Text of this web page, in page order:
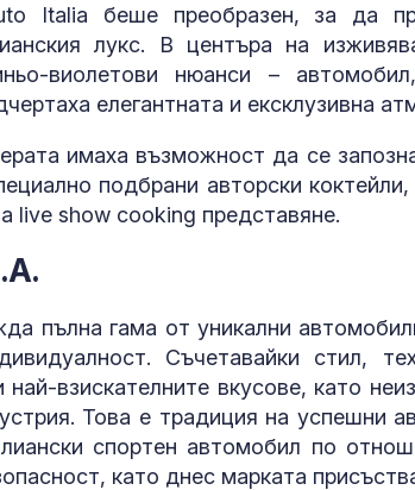
Italia беше преобразен, за да
лукс. В центъра на
виолетови нюанси –
елегантната и ексклузивна
имаха възможност да се
подбрани авторски
live show cooking представяне.
пълна гама от уникални
Съчетавайки стил,
най-взискателните вкусове, като
Това е традиция на успешни
спортен автомобил по
като днес марката